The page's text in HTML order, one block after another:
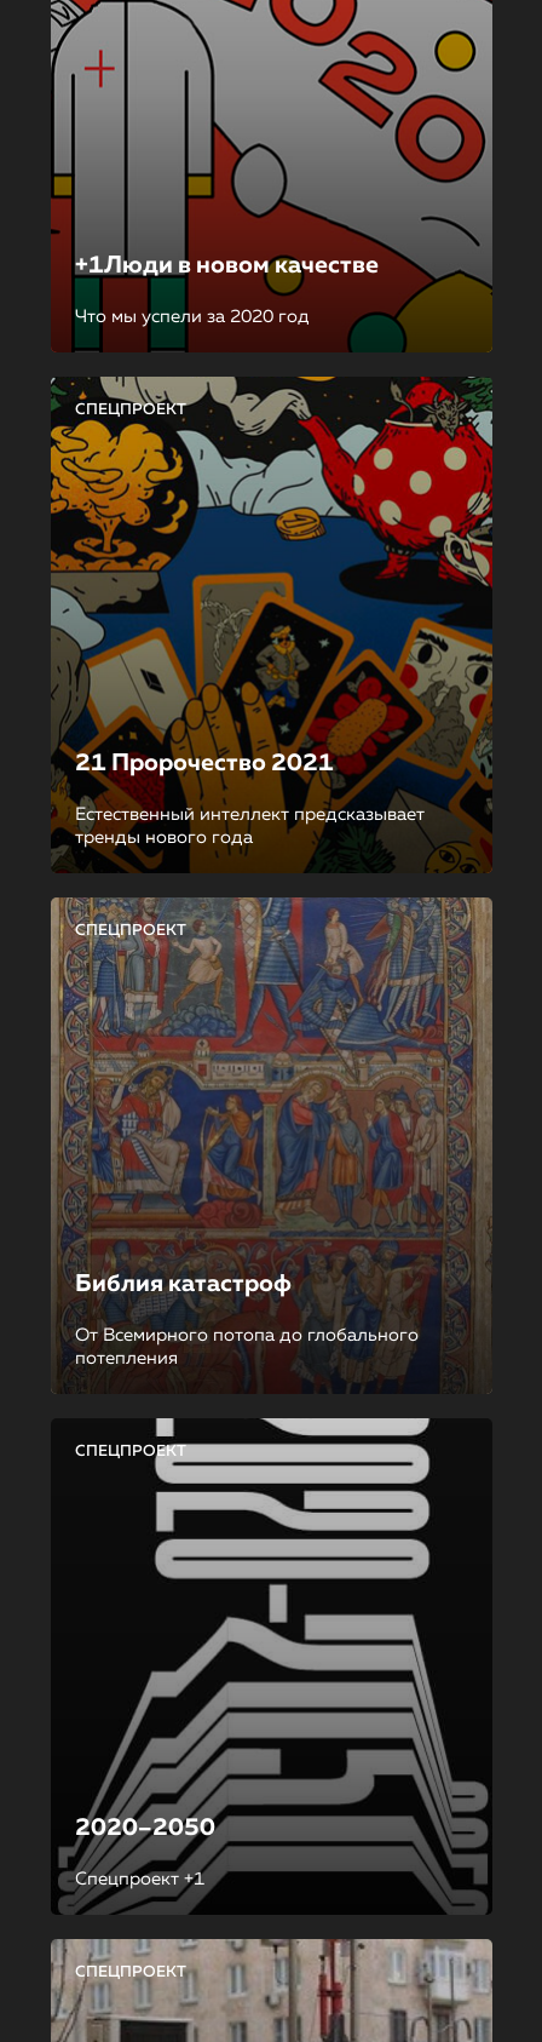
+1Люди в новом качестве
Что мы успели за 2020 год
СПЕЦПРОЕКТ
21 Пророчество 2021
Естественный интеллект предсказывает
тренды нового года
СПЕЦПРОЕКТ
Библия катастроф
От Всемирного потопа до глобального
потепления
СПЕЦПРОЕКТ
2020–2050
Спецпроект +1
СПЕЦПРОЕКТ